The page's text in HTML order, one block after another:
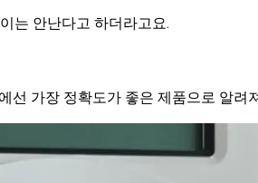
는 안난다고 하더라고요.
선 가장 정확도가 좋은 제품으로 알려